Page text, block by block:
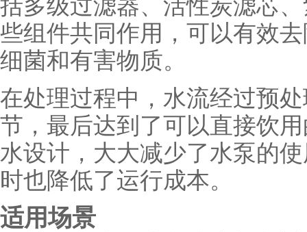
括多级过滤器、活性炭滤芯
些组件共同作用，可以有效
细菌和有害物质。
在处理过程中，水流经过预
节，最后达到了可以直接饮
水设计，大大减少了水泵的
时也降低了运行成本。
适用场景